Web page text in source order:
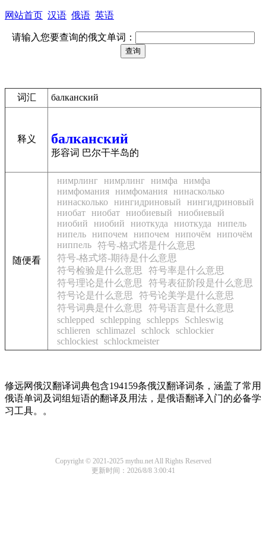
网站首页 汉语 俄语 英语
请输入您要查询的俄文单词：
词汇 балканский
释义 балканский
形容词 巴尔干半岛的
随便看
нимрлинг нимрлинг нимфа
нимфа
нимфомания нимфомания нинасколько
нинасколько нингидриновый
нингидриновый
ниобат ниобат ниобиевый
ниобиевый
ниобий
ниобий ниоткуда ниоткуда
нипель
нипель нипочем нипочем нипочём нипочём
ниппель
符号-格式塔是什么意思
符号-格式塔-期待是什么意思
符号检验是什么意思
符号率是什么意思
符号理论是什么意思
符号表征阶段是什么意思
符号论是什么意思
符号论美学是什么意思
符号词典是什么意思
符号语言是什么意思
schlepped
schlepping schlepps
Schleswig
schlieren
schlimazel schlock
schlockier
schlockiest schlockmeister
修远网俄汉翻译词典包含194159条俄汉翻译词条，涵盖了常用
俄语单词及词组短语的翻译及用法，是俄语翻译入门的必备学
习工具。。
Copyright © 2021-2025 mythu.net All Rights Reserved
更新时间：2026/8/8 3:00:41